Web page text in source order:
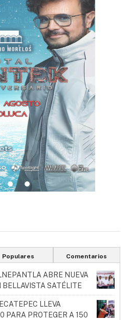
Populares Comentarios
ABRE NUEVA
BELLAVISTA SATÉLITE
LLEVA
PARA PROTEGER A 150